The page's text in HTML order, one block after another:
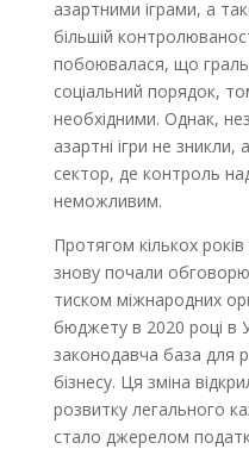
азартними іграми, а
більшій
побоювалася, що
соціальний порядок,
необхідними. Однак,
азартні ігри не
сектор, де контроль
неможливим.
Протягом кількох
знову почали
тиском міжнародних
бюджету в 2020 році в
законодавча база для
бізнесу. Ця зміна
розвитку легального
стало джерелом